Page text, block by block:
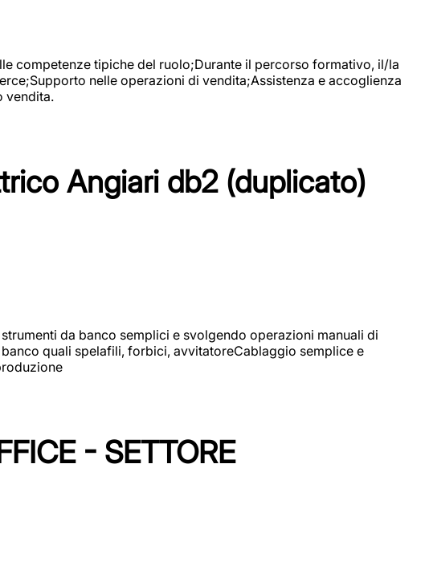
competenze tipiche del ruolo;Durante il percorso formativo, il/la
nelle operazioni di vendita;Assistenza e accoglienza
vendita.
Angiari db2 (duplicato)
da banco semplici e svolgendo operazioni manuali di
quali spelafili, forbici, avvitatoreCablaggio semplice e
- SETTORE